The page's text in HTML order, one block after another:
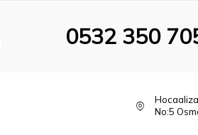
0532 350
No:5